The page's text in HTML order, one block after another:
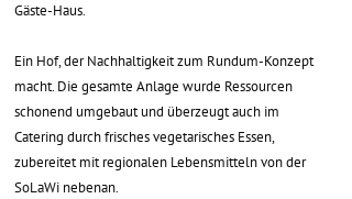
Gäste-Haus.
Ein Hof, der Nachhaltigkeit zum Rundum-Konzept
macht. Die gesamte Anlage wurde Ressourcen
schonend umgebaut und überzeugt auch im
Catering durch frisches vegetarisches Essen,
zubereitet mit regionalen Lebensmitteln von der
SoLaWi nebenan.